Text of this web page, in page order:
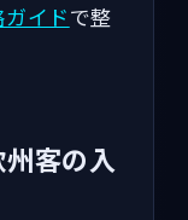
イドで整
客の入